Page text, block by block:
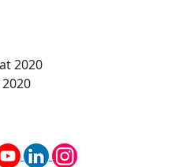
2020